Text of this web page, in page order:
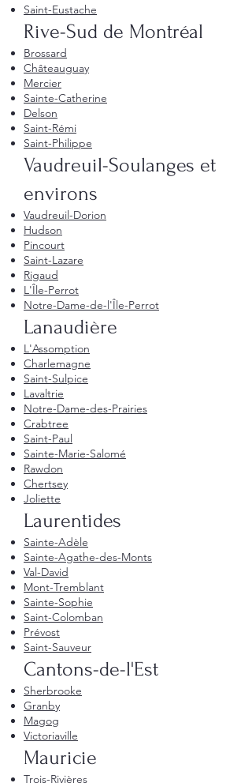
Saint-Eustache
Rive-Sud de Montréal
Brossard
Châteauguay
Mercier
Sainte-Catherine
Delson
Saint-Rémi
Saint-Philippe
Vaudreuil-Soulanges et
environs
Vaudreuil-Dorion
Hudson
Pincourt
Saint-Lazare
Rigaud
L'Île-Perrot
Notre-Dame-de-l'Île-Perrot
Lanaudière
L'Assomption
Charlemagne
Saint-Sulpice
Lavaltrie
Notre-Dame-des-Prairies
Crabtree
Saint-Paul
Sainte-Marie-Salomé
Rawdon
Chertsey
Joliette
Laurentides
Sainte-Adèle
Sainte-Agathe-des-Monts
Val-David
Mont-Tremblant
Sainte-Sophie
Saint-Colomban
Prévost
Saint-Sauveur
Cantons-de-l'Est
Sherbrooke
Granby
Magog
Victoriaville
Mauricie
Trois-Rivières